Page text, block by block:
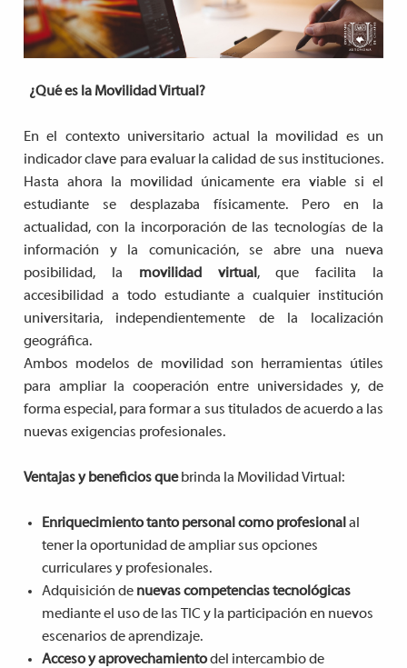
¿Qué es la Movilidad Virtual?
En el contexto universitario actual la movilidad es un
indicador clave para evaluar la calidad de sus instituciones.
Hasta ahora la movilidad únicamente era viable si el
estudiante se desplazaba físicamente. Pero en la
actualidad, con la incorporación de las tecnologías de la
información y la comunicación, se abre una nueva
posibilidad, la movilidad virtual , que facilita la
accesibilidad a todo estudiante a cualquier institución
universitaria, independientemente de la localización
geográfica.
Ambos modelos de movilidad son herramientas útiles
para ampliar la cooperación entre universidades y, de
forma especial, para formar a sus titulados de acuerdo a las
nuevas exigencias profesionales.
Ventajas y beneficios quebrinda la Movilidad Virtual:
Enriquecimientotanto personal como profesional al
tener la oportunidad de ampliar sus opciones
curriculares y profesionales.
Adquisición de nuevas competencias tecnológicas
mediante el uso de las TIC y la participación en nuevos
escenarios de aprendizaje.
Acceso y aprovechamientodel intercambio de